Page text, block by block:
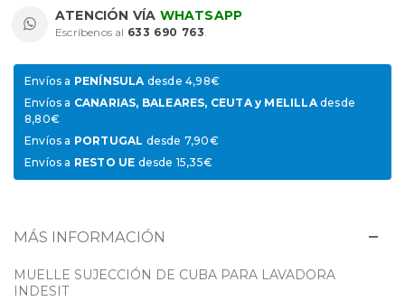
ATENCIÓN VÍA WHATSAPP
Escríbenos al 633 690 763.
Envíos a PENÍNSULAdesde 4,98€
Envíos a CANARIAS, BALEARES, CEUTA y MELILLAdesde
8,80€
Envíos a PORTUGAL desde 7,90€
Envíos a RESTO UE desde 15,35€
MÁS INFORMACIÓN
MUELLE SUJECCIÓN DE CUBA PARA LAVADORA
INDESIT